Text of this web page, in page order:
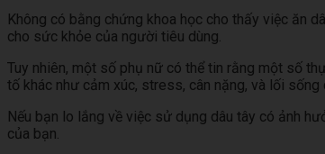
Không có bằng chứng khoa học cho thấy việc ăn
cho sức khỏe của người tiêu dùng.
Tuy nhiên, một số phụ nữ có thể tin rằng một số
tố khác như cảm xúc, stress, cân nặng, và lối
Nếu bạn lo lắng về việc sử dụng dâu tây có ảnh
của bạn.